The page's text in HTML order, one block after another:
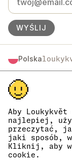
Aby
najlepiej,
przeczytać,
jaki sposób,
Kliknij, aby
cookie.
WYŚLIJ
Polska
Česko
Slovensko
Österreich
Deutschland
France
België
Danmark
Eesti
España
Loukykvět s.r.o. jest
Miejskiego w Pradze,
opakowaniowych
Do wydawania
0636.
Nasz numer
CZ05663687.
Identyfikator
Numer EORI to